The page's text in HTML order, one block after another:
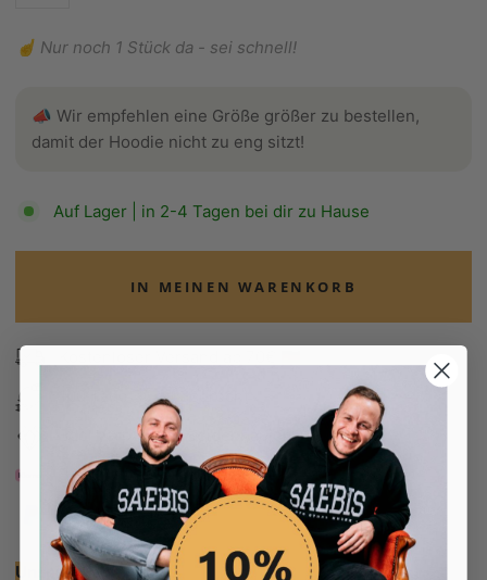
☝️ Nur noch 1 Stück da - sei schnell!
📣 Wir empfehlen eine Größe größer zu bestellen,
damit der Hoodie nicht zu eng sitzt!
Auf Lager | in 2-4 Tagen bei dir zu Hause
IN MEINEN WARENKORB
100 Tage Rückgaberecht
Edel verpackt in Seidenpapier
Bezahle in 30 Tagen
Bezahle in 30 Tagen
Unsere Empfehlung: